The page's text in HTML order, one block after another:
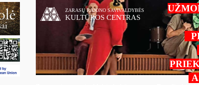
ZARASŲ RAJONO SAVIVALDYBĖS
KULTŪROS CENTRAS